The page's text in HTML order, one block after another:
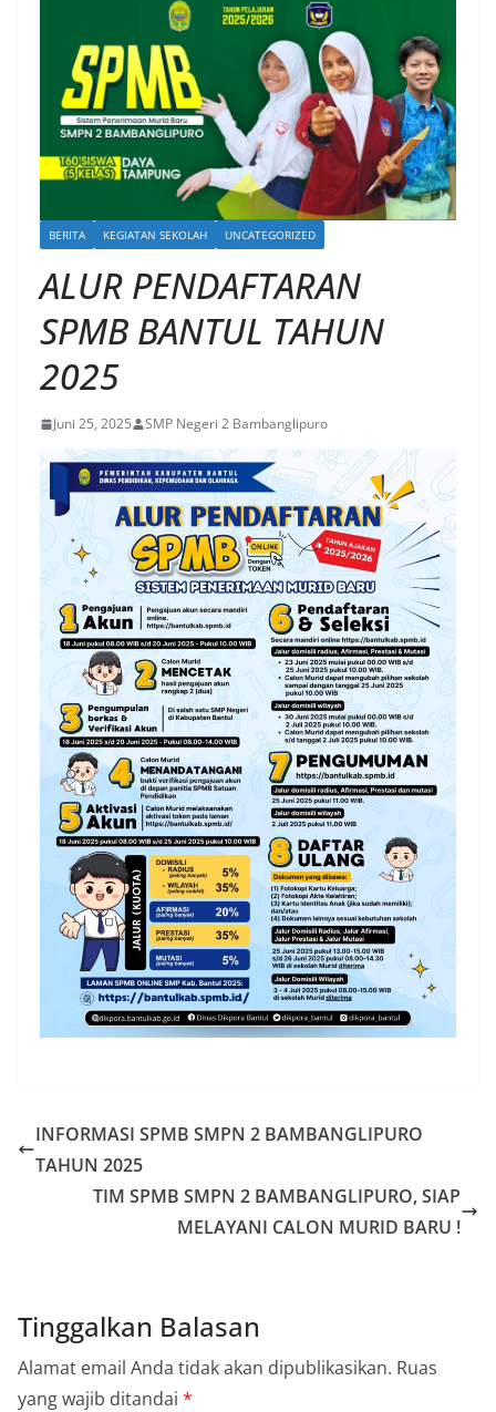
BERITA KEGIATAN SEKOLAH UNCATEGORIZED
ALUR PENDAFTARAN
SPMB BANTUL TAHUN
2025
Juni 25, 2025 SMP Negeri 2 Bambanglipuro
INFORMASI SPMB SMPN 2 BAMBANGLIPURO
TAHUN 2025
TIM SPMB SMPN 2 BAMBANGLIPURO, SIAP
MELAYANI CALON MURID BARU !
Tinggalkan Balasan
Alamat email Anda tidak akan dipublikasikan. Ruas
yang wajib ditandai *